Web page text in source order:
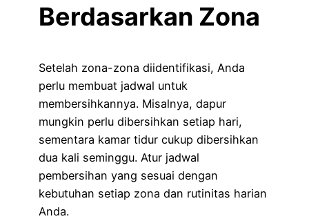
Berdasarkan Zona
Setelah zona-zona diidentifikasi, Anda
perlu membuat jadwal untuk
membersihkannya. Misalnya, dapur
mungkin perlu dibersihkan setiap hari,
sementara kamar tidur cukup dibersihkan
dua kali seminggu. Atur jadwal
pembersihan yang sesuai dengan
kebutuhan setiap zona dan rutinitas harian
Anda.